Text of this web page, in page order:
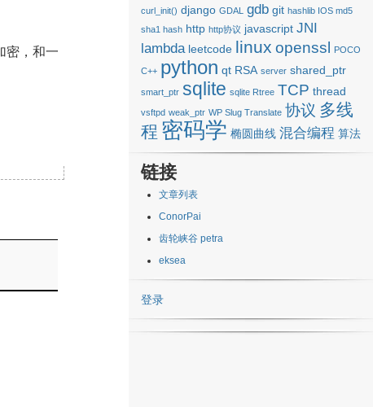
密，和一
curl_init() django GDAL gdb git hashlib IOS md5
sha1 hash http http协议 javascript JNI
lambda leetcode linux openssl POCO
C++ python qt RSA server shared_ptr
smart_ptr sqlite sqlite Rtree TCP thread
vsftpd weak_ptr WP Slug Translate 协议 多线
程 密码学 椭圆曲线 混合编程 算法
链接
文章列表
ConorPai
齿轮峡谷 petra
eksea
登录